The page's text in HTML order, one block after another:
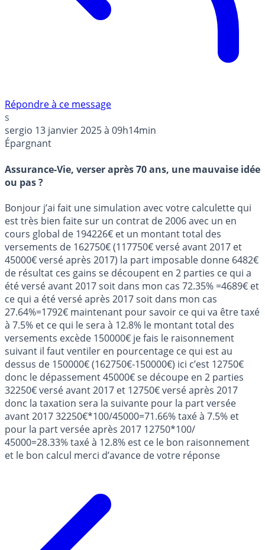
Répondre à ce message
s
sergio 13 janvier 2025 à 09h14min
Épargnant
Assurance-Vie, verser après 70 ans, une mauvaise idée
ou pas ?
Bonjour j’ai fait une simulation avec votre calculette qui
est très bien faite sur un contrat de 2006 avec un en
cours global de 194226€ et un montant total des
versements de 162750€ (117750€ versé avant 2017 et
45000€ versé après 2017) la part imposable donne 6482€
de résultat ces gains se découpent en 2 parties ce qui a
été versé avant 2017 soit dans mon cas 72.35% =4689€ et
ce qui a été versé après 2017 soit dans mon cas
27.64%=1792€ maintenant pour savoir ce qui va être taxé
à 7.5% et ce qui le sera à 12.8% le montant total des
versements excède 150000€ je fais le raisonnement
suivant il faut ventiler en pourcentage ce qui est au
dessus de 150000€ (162750€-150000€) ici c’est 12750€
donc le dépassement 45000€ se découpe en 2 parties
32250€ versé avant 2017 et 12750€ versé après 2017
donc la taxation sera la suivante pour la part versée
avant 2017 32250€*100/45000=71.66% taxé à 7.5% et
pour la part versée après 2017 12750*100/
45000=28.33% taxé à 12.8% est ce le bon raisonnement
et le bon calcul merci d’avance de votre réponse